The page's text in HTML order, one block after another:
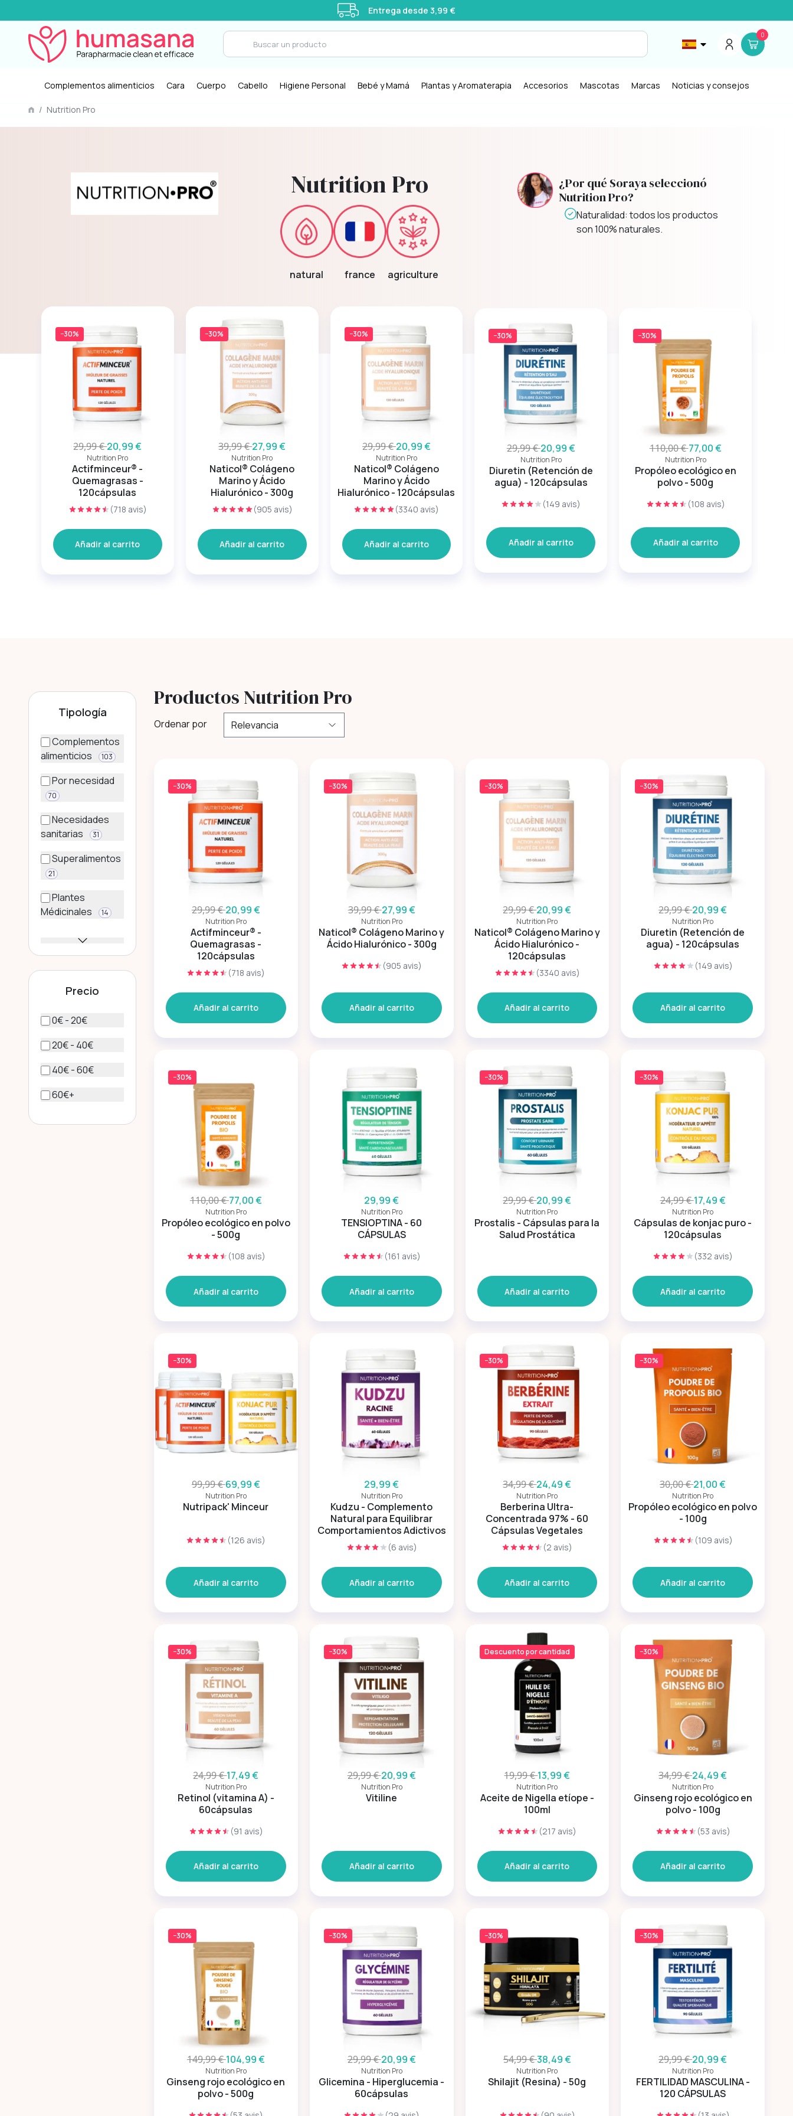
Entrega desde 3,99 €
0
Complementos alimenticios Cara Cuerpo Cabello Higiene Personal Bebé y Mamá Plantas y Aromaterapia Accesorios Mascotas Marcas Noticias y consejos
/ Nutrition Pro
Nutrition Pro
natural france agriculture
¿Por qué Soraya seleccionó
Nutrition Pro?
Calidad: cada fórmula está
Naturalidad: todos los productos
son 100% naturales.
Especificidad: Nutrition Pro
ofrece productos específicos
−30%
29,99 €20,99 €
Nutrition Pro
Actifminceur® -
Quemagrasas -
120cápsulas
(718 avis)
Añadir al carrito
−30%
39,99 €27,99 €
Nutrition Pro
Naticol® Colágeno
Marino y Ácido
Hialurónico - 300g
(905 avis)
Añadir al carrito
−30%
29,99 €20,99 €
Nutrition Pro
Naticol® Colágeno
Marino y Ácido
Hialurónico - 120cápsulas
(3340 avis)
Añadir al carrito
−30%
29,99 €20,99 €
Nutrition Pro
Diuretin (Retención de
agua) - 120cápsulas
(149 avis)
Añadir al carrito
−30%
110,00 €77,00 €
Nutrition Pro
Propóleo ecológico en
polvo - 500g
(108 avis)
Añadir al carrito
Tipología
Complementos
alimenticios
103
Por necesidad
70
Necesidades
sanitarias
31
Superalimentos
21
Plantes
Médicinales
14
Precio
0€ - 20€
20€ - 40€
40€ - 60€
60€+
Productos Nutrition Pro
Ordenar por
−30%
29,99 €20,99 €
Nutrition Pro
Actifminceur® -
Quemagrasas -
120cápsulas
(718 avis)
Añadir al carrito
−30%
39,99 €27,99 €
Nutrition Pro
Naticol® Colágeno Marino y
Ácido Hialurónico - 300g
(905 avis)
Añadir al carrito
−30%
29,99 €20,99 €
Nutrition Pro
Naticol® Colágeno Marino y
Ácido Hialurónico -
120cápsulas
(3340 avis)
Añadir al carrito
−30%
29,99 €20,99 €
Nutrition Pro
Diuretin (Retención de
agua) - 120cápsulas
(149 avis)
Añadir al carrito
−30%
110,00 €77,00 €
Nutrition Pro
Propóleo ecológico en polvo
- 500g
(108 avis)
Añadir al carrito
29,99 €
Nutrition Pro
TENSIOPTINA - 60
CÁPSULAS
(161 avis)
Añadir al carrito
−30%
29,99 €20,99 €
Nutrition Pro
Prostalis - Cápsulas para la
Salud Prostática
Añadir al carrito
−30%
24,99 €17,49 €
Nutrition Pro
Cápsulas de konjac puro -
120cápsulas
(332 avis)
Añadir al carrito
−30%
99,99 €69,99 €
Nutrition Pro
Nutripack' Minceur
(126 avis)
Añadir al carrito
29,99 €
Nutrition Pro
Kudzu - Complemento
Natural para Equilibrar
Comportamientos Adictivos
(6 avis)
Añadir al carrito
−30%
34,99 €24,49 €
Nutrition Pro
Berberina Ultra-
Concentrada 97% - 60
Cápsulas Vegetales
(2 avis)
Añadir al carrito
−30%
30,00 €21,00 €
Nutrition Pro
Propóleo ecológico en polvo
- 100g
(109 avis)
Añadir al carrito
−30%
24,99 €17,49 €
Nutrition Pro
Retinol (vitamina A) -
60cápsulas
(91 avis)
Añadir al carrito
−30%
29,99 €20,99 €
Nutrition Pro
Vitiline
Añadir al carrito
Descuento por cantidad
19,99 €13,99 €
Nutrition Pro
Aceite de Nigella etíope -
100ml
(217 avis)
Añadir al carrito
−30%
34,99 €24,49 €
Nutrition Pro
Ginseng rojo ecológico en
polvo - 100g
(53 avis)
Añadir al carrito
−30%
149,99 €104,99 €
Nutrition Pro
Ginseng rojo ecológico en
polvo - 500g
−30%
29,99 €20,99 €
Nutrition Pro
Glicemina - Hiperglucemia -
60cápsulas
−30%
54,99 €38,49 €
Nutrition Pro
Shilajit (Resina) - 50g
−30%
29,99 €20,99 €
Nutrition Pro
FERTILIDAD MASCULINA -
120 CÁPSULAS